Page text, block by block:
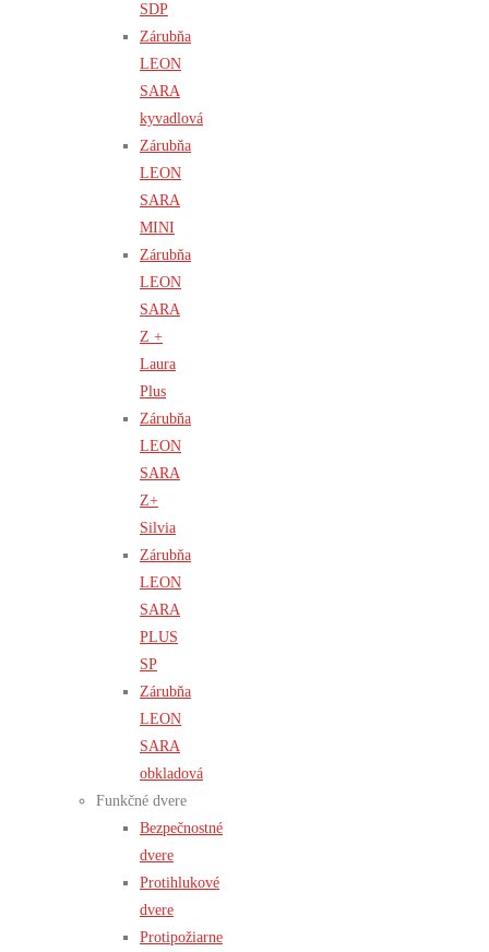
SDP
Zárubňa
LEON
SARA
kyvadlová
Zárubňa
LEON
SARA
MINI
Zárubňa
LEON
SARA
Z +
Laura
Plus
Zárubňa
LEON
SARA
Z+
Silvia
Zárubňa
LEON
SARA
PLUS
SP
Zárubňa
LEON
SARA
obkladová
Funkčné dvere
Bezpečnostné
dvere
Protihlukové
dvere
Protipožiarne